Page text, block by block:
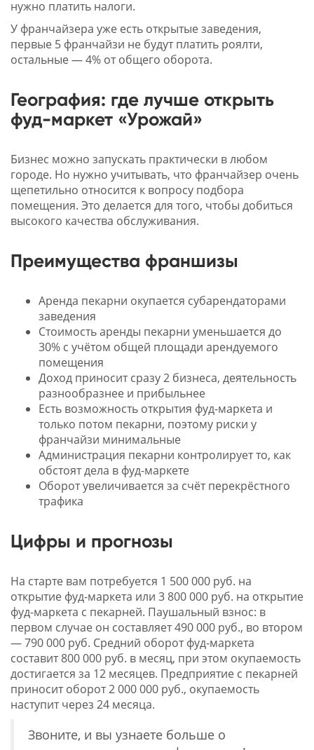
нужно платить налоги.
У франчайзера уже есть открытые заведения,
первые 5 франчайзи не будут платить роялти,
остальные — 4% от общего оборота.
География: где лучше открыть
фуд-маркет «Урожай»
Бизнес можно запускать практически в любом
городе. Но нужно учитывать, что франчайзер очень
щепетильно относится к вопросу подбора
помещения. Это делается для того, чтобы добиться
высокого качества обслуживания.
Преимущества франшизы
Аренда пекарни окупается субарендаторами
заведения
Стоимость аренды пекарни уменьшается до
30% с учётом общей площади арендуемого
помещения
Доход приносит сразу 2 бизнеса, деятельность
разнообразнее и прибыльнее
Есть возможность открытия фуд-маркета и
только потом пекарни, поэтому риски у
франчайзи минимальные
Администрация пекарни контролирует то, как
обстоят дела в фуд-маркете
Оборот увеличивается за счёт перекрёстного
трафика
Цифры и прогнозы
На старте вам потребуется 1 500 000 руб. на
открытие фуд-маркета или 3 800 000 руб. на открытие
фуд-маркета с пекарней. Паушальный взнос: в
первом случае он составляет 490 000 руб., во втором
— 790 000 руб. Средний оборот фуд-маркета
составит 800 000 руб. в месяц, при этом окупаемость
достигается за 12 месяцев. Предприятие с пекарней
приносит оборот 2 000 000 руб., окупаемость
наступит через 24 месяца.
Звоните, и вы узнаете больше о